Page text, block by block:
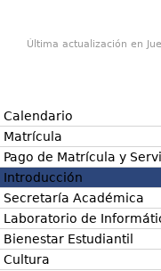
Última actualización en
Calendario
Matrícula
Pago de Matrícula y
Introducción
Secretaría Académica
Laboratorio de
Bienestar Estudiantil
Cultura